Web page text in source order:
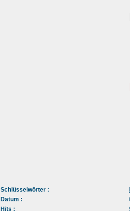
Schlüsselwörter :
Datum :
Hits :